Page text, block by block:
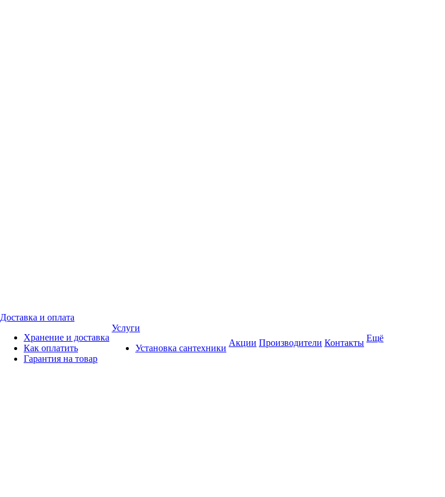
Доставка и оплата
Хранение и доставка
Как оплатить
Гарантия на товар
Услуги
Установка сантехники
Акции Производители Контакты Ещё